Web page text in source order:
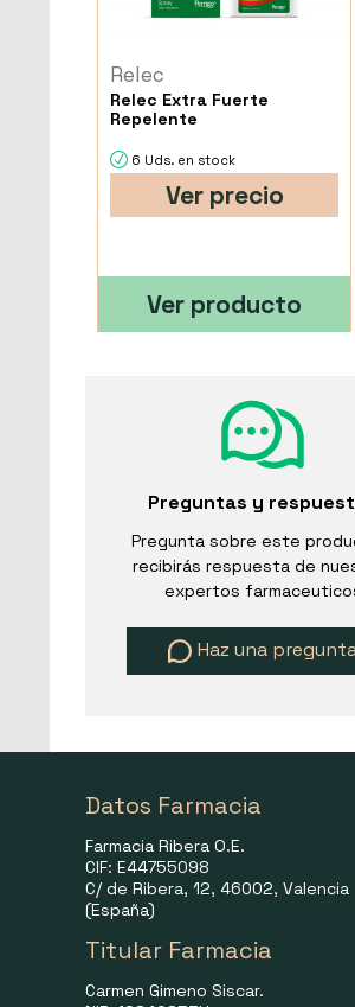
Relec
Relec Extra Fuerte
Repelente
6 Uds. en stock
Ver precio
Ver producto
Preguntas y
Pregunta sobre este
recibirás respuesta de
expertos
Haz una
Datos Farmacia
Farmacia Ribera O.E.
CIF: E44755098
C/ de Ribera, 12, 46002, Valencia
(España)
Titular Farmacia
Carmen Gimeno Siscar.